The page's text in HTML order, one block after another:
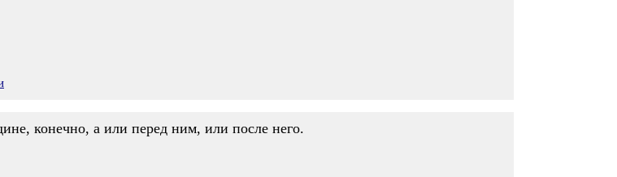
конечно, а или перед ним, или после него.